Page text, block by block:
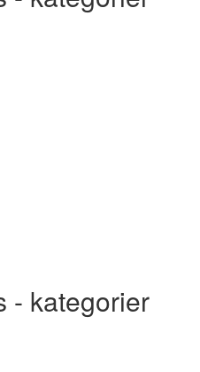
- kategorier